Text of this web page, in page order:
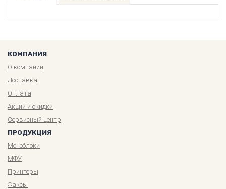
КОМПАНИЯ
О компании
Доставка
Оплата
Акции и скидки
Сервисный центр
ПРОДУКЦИЯ
Моноблоки
МФУ
Принтеры
Факсы